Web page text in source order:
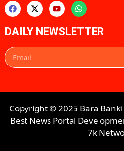
DAILY NEWSLETTER
Copyright © 2025 Bara
Best News Portal
7k